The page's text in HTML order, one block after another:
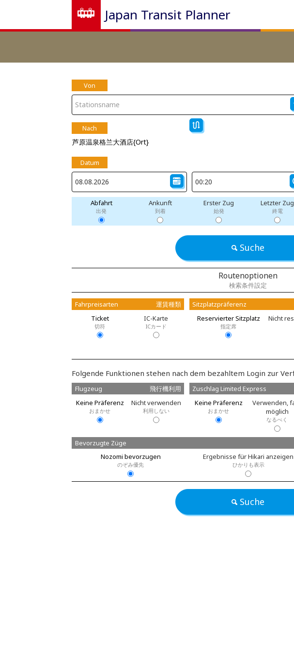
Japan Transit Planner
Von
Nach
芦原温泉格兰大酒店{Ort}
Datum
Abfahrt
出発
Ankunft
到着
Erster Zug
始発
Letzter Zug
終電
Suche
Routenoptionen
検索条件設定
Fahrpreisarten
運賃種類
Ticket
切符
IC-Karte
ICカード
Sitzplatzpräferenz
Reservierter Sitzplatz
指定席
Nicht
Folgende Funktionen stehen nach dem bezahltem Login zur
Flugzeug
飛行機利用
Keine Präferenz
おまかせ
Nicht verwenden
利用しない
Zuschlag Limited Express
Keine Präferenz
おまかせ
Verwenden,
möglich
なるべく
Bevorzugte Züge
Nozomi bevorzugen
のぞみ優先
Ergebnisse für Hikari anzeigen
ひかりも表示
Suche